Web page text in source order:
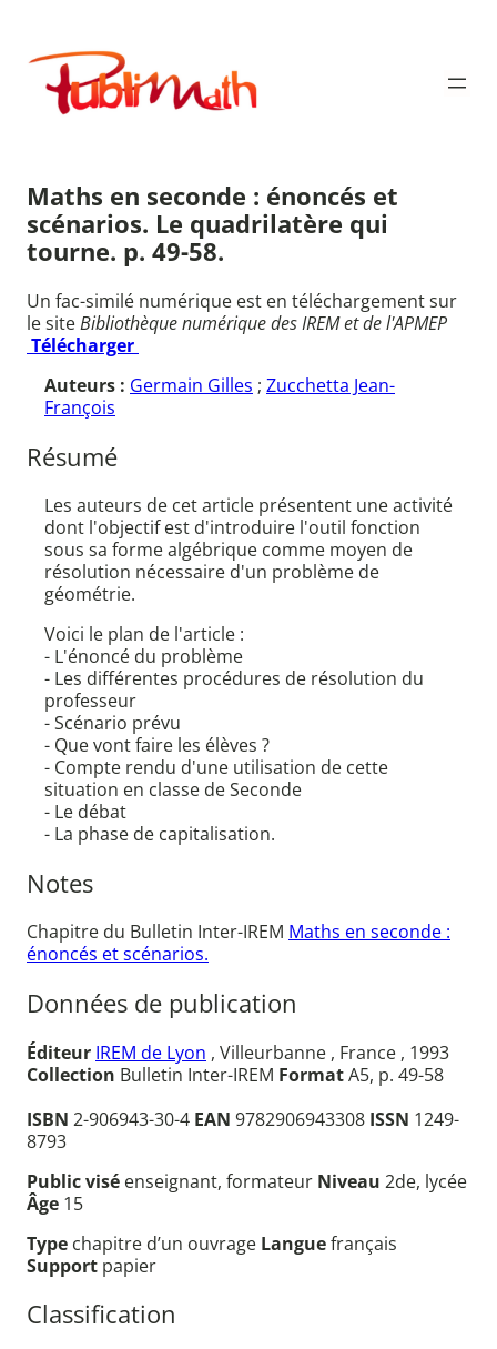
contenu
Publimath
Maths en seconde : énoncés et
scénarios. Le quadrilatère qui
tourne. p. 49-58.
Un fac-similé numérique est en téléchargement sur
le siteBibliothèque numérique des IREM et de l'APMEP
Télécharger
Auteurs : Germain Gilles ; Zucchetta Jean-
François
Résumé
Les auteurs de cet article présentent une activité
dont l'objectif est d'introduire l'outil fonction
sous sa forme algébrique comme moyen de
résolution nécessaire d'un problème de
géométrie.
Voici le plan de l'article :
- L'énoncé du problème
- Les différentes procédures de résolution du
professeur
- Scénario prévu
- Que vont faire les élèves ?
- Compte rendu d'une utilisation de cette
situation en classe de Seconde
- Le débat
- La phase de capitalisation.
Notes
Chapitre du Bulletin Inter-IREM Maths en seconde :
énoncés et scénarios.
Données de publication
Éditeur IREM de Lyon , Villeurbanne , France , 1993
Collection Bulletin Inter-IREM FormatA5, p. 49-58
ISBN 2-906943-30-4 EAN 9782906943308 ISSN 1249-
8793
Public visé enseignant, formateur Niveau 2de, lycée
Âge 15
Type chapitre d’un ouvrage Languefrançais
Support papier
Classification